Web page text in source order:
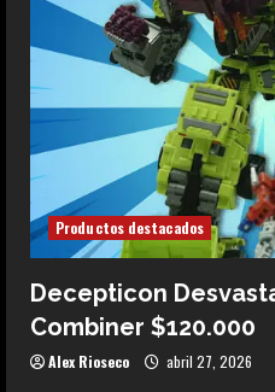
Productos destacados
Decepticon
Combiner $120.000
Alex Rioseco abril 27, 2026